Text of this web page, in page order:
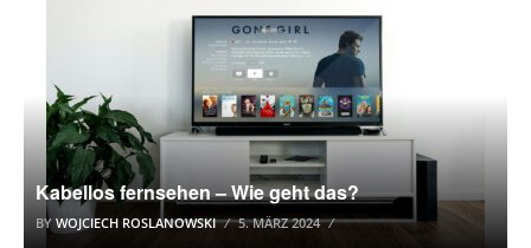
Kabellos fernsehen – Wie geht das?
BY WOJCIECH ROSLANOWSKI 5. MÄRZ 2024